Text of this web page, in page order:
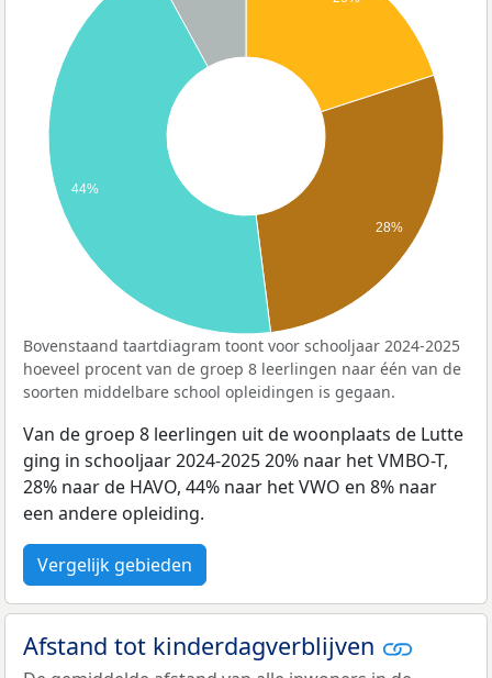
28%
44%
Bovenstaand taartdiagram toont voor schooljaar 2024-2025
hoeveel procent van de groep 8 leerlingen naar één van de
soorten middelbare school opleidingen is gegaan.
Van de groep 8 leerlingen uit de woonplaats de Lutte
ging in schooljaar 2024-2025 20% naar het VMBO-T,
28% naar de HAVO, 44% naar het VWO en 8% naar
een andere opleiding.
Vergelijk gebieden
Afstand tot kinderdagverblijven